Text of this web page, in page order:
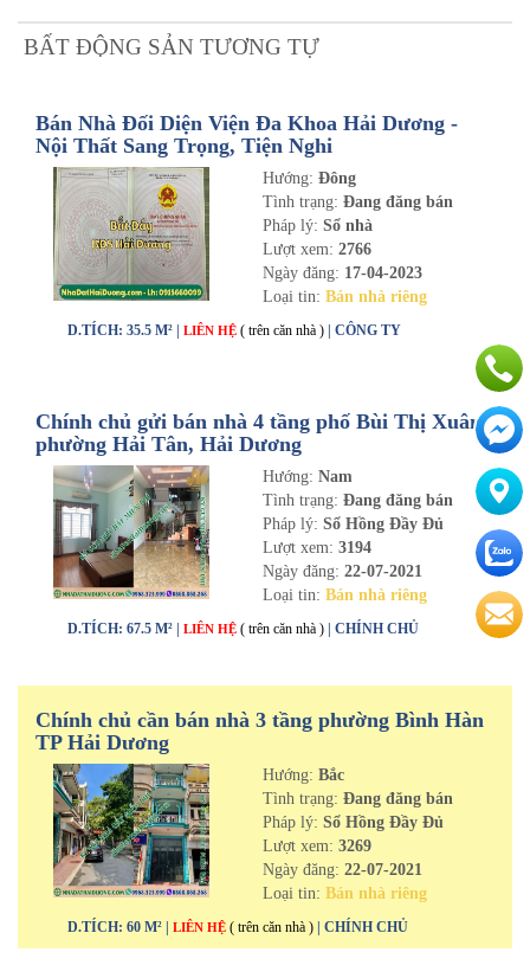
BẤT ĐỘNG SẢN TƯƠNG TỰ
Bán Nhà Đối Diện Viện Đa Khoa Hải Dương -
Nội Thất Sang Trọng, Tiện Nghi
Hướng: Đông
Tình trạng: Đang đăng bán
Pháp lý: Sổ nhà
Lượt xem: 2766
Ngày đăng: 17-04-2023
Loại tin: Bán nhà riêng
D.TÍCH: 35.5 M² | LIÊN HỆ ( trên căn nhà ) | CÔNG TY
Chính chủ gửi bán nhà 4 tầng phố Bùi Thị Xuân,
phường Hải Tân, Hải Dương
Hướng: Nam
Tình trạng: Đang đăng bán
Pháp lý: Sổ Hồng Đầy Đủ
Lượt xem: 3194
Ngày đăng: 22-07-2021
Loại tin: Bán nhà riêng
D.TÍCH: 67.5 M² | LIÊN HỆ ( trên căn nhà ) | CHÍNH CHỦ
Chính chủ cần bán nhà 3 tầng phường Bình Hàn
TP Hải Dương
Hướng: Bắc
Tình trạng: Đang đăng bán
Pháp lý: Sổ Hồng Đầy Đủ
Lượt xem: 3269
Ngày đăng: 22-07-2021
Loại tin: Bán nhà riêng
D.TÍCH: 60 M² | LIÊN HỆ ( trên căn nhà ) | CHÍNH CHỦ